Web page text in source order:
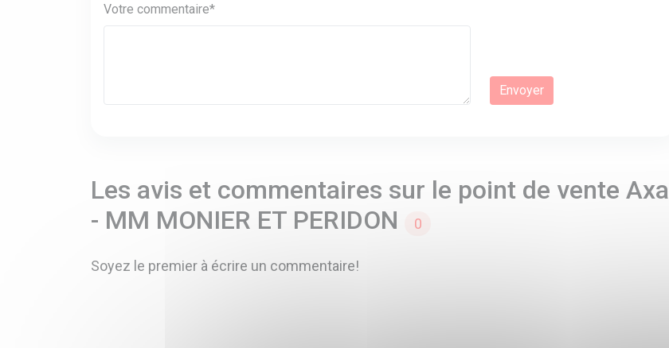
Votre commentaire*
Les avis et commentaires sur le point de vente Axa
- MM MONIER ET PERIDON
0
Soyez le premier à écrire un commentaire!